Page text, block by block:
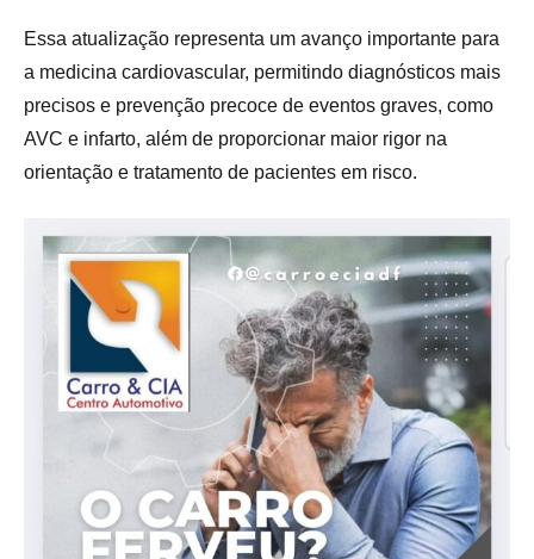
Essa atualização representa um avanço importante para
a medicina cardiovascular, permitindo diagnósticos mais
precisos e prevenção precoce de eventos graves, como
AVC e infarto, além de proporcionar maior rigor na
orientação e tratamento de pacientes em risco.